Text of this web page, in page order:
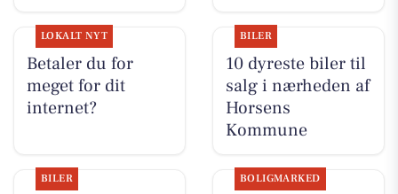
LOKALT NYT
Betaler du for
meget for dit
internet?
BILER
10 dyreste biler til
salg i nærheden af
Horsens
Kommune
BILER BOLIGMARKED